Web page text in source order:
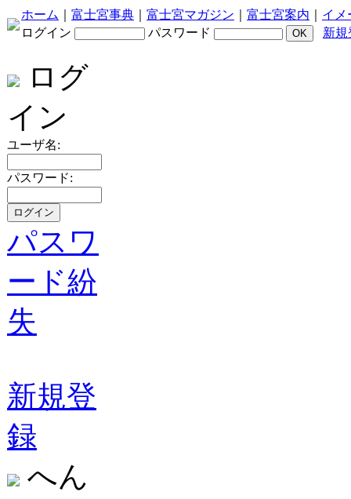
ホーム 富士宮事典 富士宮マガジン 富士宮案内
イメ
ログイン
パスワード 新規
ログ
イン
ユーザ名:
パスワード:
パスワ
ード紛
失
新規登
録
へん